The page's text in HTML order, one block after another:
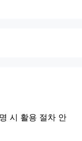
시 활용 절차 안